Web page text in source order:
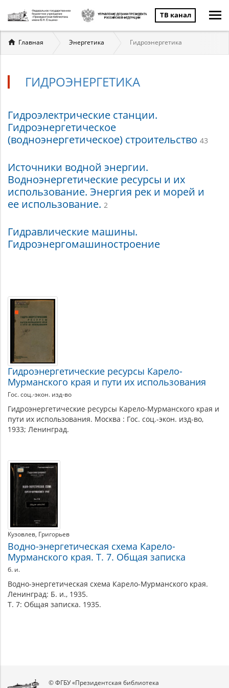
ТВ канал
Вы
здесь
Главная Энергетика Гидроэнергетика
ГИДРОЭНЕРГЕТИКА
Гидроэнергетика
Гидроэлектрические станции.
Гидроэнергетическое
(водноэнергетическое) строительство 43
Источники водной энергии.
Водноэнергетические ресурсы и их
использование. Энергия рек и морей и
ее использование. 2
Гидравлические машины.
Гидроэнергомашиностроение
Материалы
по
теме
Гидроэнергетические ресурсы Карело-
Мурманского края и пути их использования
Гос. соц.-экон. изд-во
Гидроэнергетические ресурсы Карело-Мурманского края и
пути их использования. Москва : Гос. соц.-экон. изд-во,
1933; Ленинград.
Кузовлев Григорьев
Водно-энергетическая схема Карело-
Мурманского края. Т. 7. Общая записка
б. и.
Водно-энергетическая схема Карело-Мурманского края.
Ленинград: Б. и., 1935.
Т. 7: Общая записка. 1935.
© ФГБУ «Президентская библиотека